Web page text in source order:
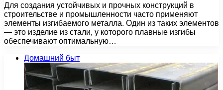
Для создания устойчивых и прочных конструкций в
строительстве и промышленности часто применяют
элементы изгибаемого металла. Один из таких элементов
— это изделие из стали, у которого плавные изгибы
обеспечивают оптимальную…
Домашний быт